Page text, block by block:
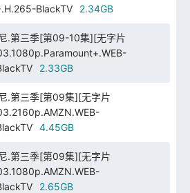
BlackTV
2.34GB
.第三季[第09-10集][无字片
2.33GB
.第三季[第09集][无字片
4.45GB
.第三季[第09集][无字片
2.65GB